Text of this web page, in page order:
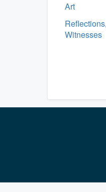
Art
Witnesses